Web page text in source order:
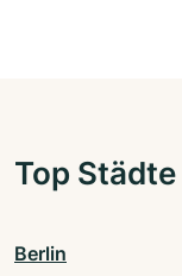
Top Städte
Berlin